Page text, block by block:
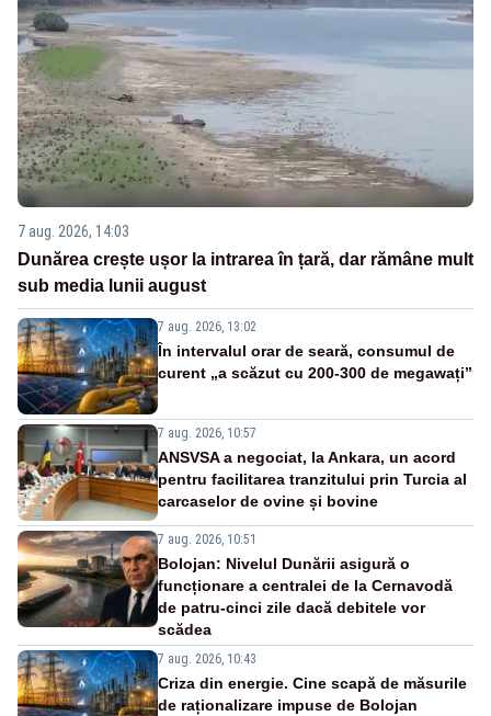
7 aug. 2026, 14:03
Dunărea crește ușor la intrarea în țară, dar rămâne mult
sub media lunii august
7 aug. 2026, 13:02
În intervalul orar de seară, consumul de
curent „a scăzut cu 200-300 de megawați”
7 aug. 2026, 10:57
ANSVSA a negociat, la Ankara, un acord
pentru facilitarea tranzitului prin Turcia al
carcaselor de ovine și bovine
7 aug. 2026, 10:51
Bolojan: Nivelul Dunării asigură o
funcționare a centralei de la Cernavodă
de patru-cinci zile dacă debitele vor
scădea
7 aug. 2026, 10:43
Criza din energie. Cine scapă de măsurile
de raționalizare impuse de Bolojan